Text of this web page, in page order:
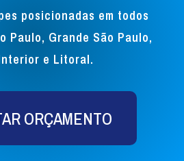
posicionadas em todos
Paulo, Grande São Paulo,
e Litoral.
ORÇAMENTO